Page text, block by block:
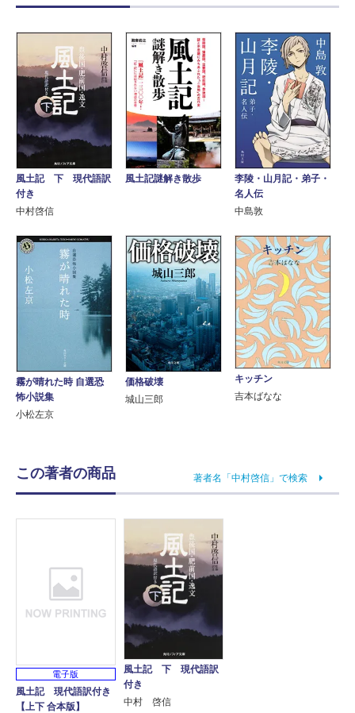
風土記 下 現代語訳
付き
中村啓信
風土記謎解き散歩
李陵・山月記・弟子・
名人伝
中島敦
霧が晴れた時 自選恐
怖小説集
小松左京
価格破壊
城山三郎
キッチン
吉本ばなな
この著者の商品 著者名「中村啓信」で検索
電子版
風土記 現代語訳付き
【上下 合本版】
風土記 下 現代語訳
付き
中村 啓信